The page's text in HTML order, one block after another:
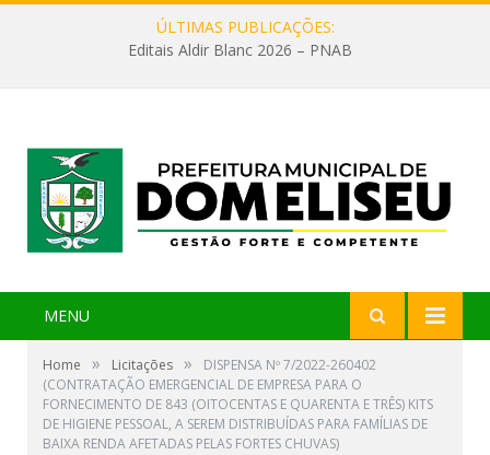
ÚLTIMAS PUBLICAÇÕES:
Editais Aldir Blanc 2026 – PNAB
MENU
Home » Licitações »
DISPENSA Nº 7/2022-260402
(CONTRATAÇÃO EMERGENCIAL DE EMPRESA PARA O
FORNECIMENTO DE 843 (OITOCENTAS E QUARENTA E TRÊS) KITS
DE HIGIENE PESSOAL, A SEREM DISTRIBUÍDAS PARA FAMÍLIAS DE
BAIXA RENDA AFETADAS PELAS FORTES CHUVAS)